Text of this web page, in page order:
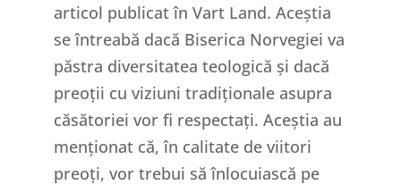
articol publicat în Vart Land. Aceștia
se întreabă dacă Biserica Norvegiei va
păstra diversitatea teologică și dacă
preoții cu viziuni tradiționale asupra
căsătoriei vor fi respectați. Aceștia au
menționat că, în calitate de viitori
preoți, vor trebui să înlocuiască pe